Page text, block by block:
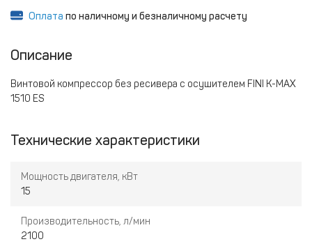
Оплата по наличному и безналичному расчету
Описание
Винтовой компрессор без ресивера с осушителем FINI K-MAX
1510 ES
Технические характеристики
Мощность двигателя, кВт
15
Производительность, л/мин
2100